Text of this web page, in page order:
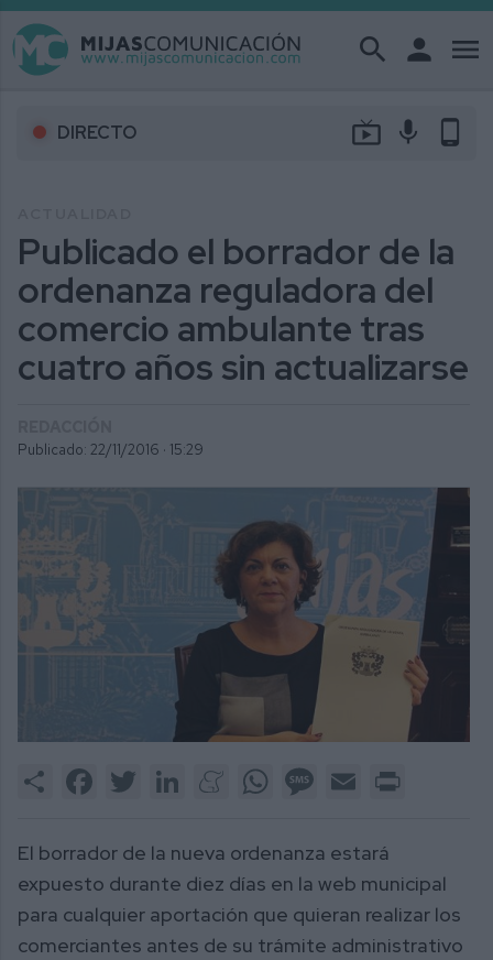
search person menu
DIRECTO live_tv mic phone_android
Publicado el borrador de la
ordenanza reguladora del
comercio ambulante tras
cuatro años sin actualizarse
Publicado: 22/11/2016 · 15:29
Share FacebookTwitter LinkedInMeneameWhatsAppMessage
Email
El borrador de la nueva ordenanza estará
expuesto durante diez días en la web municipal
para cualquier aportación que quieran realizar los
comerciantes antes de su trámite administrativo